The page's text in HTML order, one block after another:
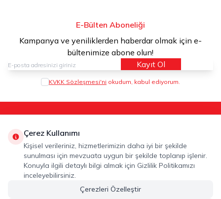
E-Bülten Aboneliği
Kampanya ve yeniliklerden haberdar olmak için e-
bültenimize abone olun!
Kayıt Ol
KVKK Sözleşmesi'ni okudum, kabul ediyorum.
Adres
ALTUNSA GIDA SAN. VE TİC. A.Ş. 2. Organize Sanayi Bölgesi
Celal Doğan Bulvarı No: 26 Şehitkamil / Gaziantep / Turkey
Telefon
Çerez Kullanımı
Kişisel verileriniz, hizmetlerimizin daha iyi bir şekilde
sunulması için mevzuata uygun bir şekilde toplanıp işlenir.
Konuyla ilgili detaylı bilgi almak için Gizlilik Politikamızı
inceleyebilirsiniz.
Çerezleri Özelleştir